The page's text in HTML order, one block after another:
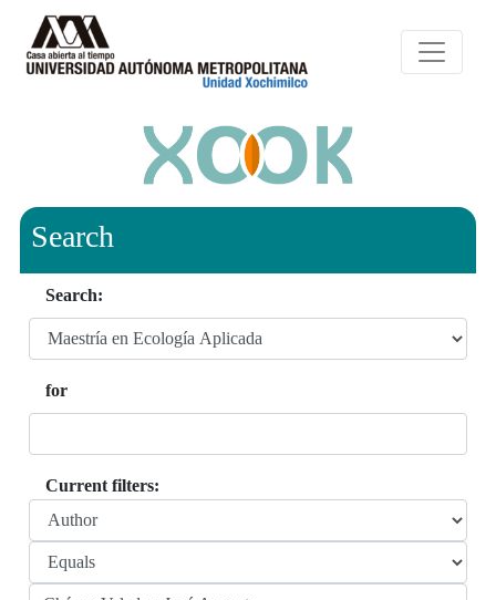
Search
Search:
for
Current filters: